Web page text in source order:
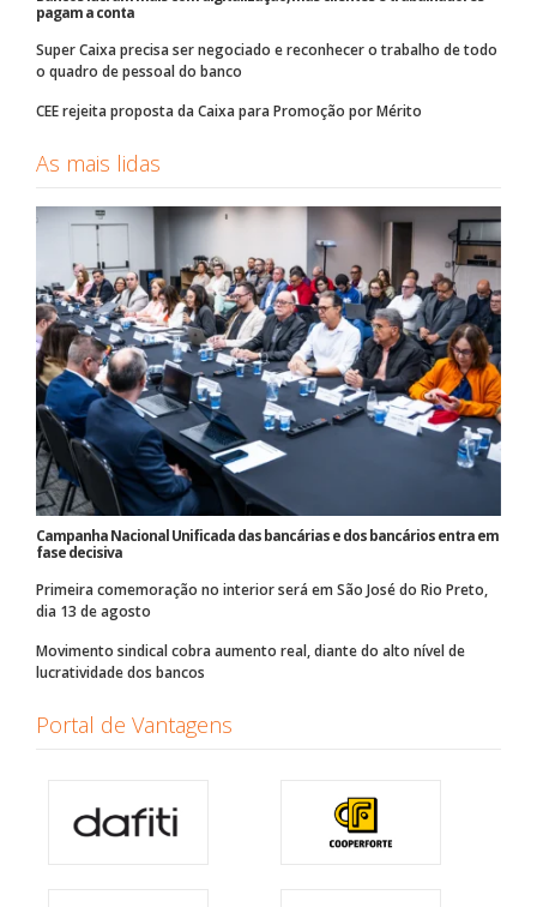
pagam a conta
Super Caixa precisa ser negociado e reconhecer o trabalho de todo
o quadro de pessoal do banco
CEE rejeita proposta da Caixa para Promoção por Mérito
As mais lidas
Campanha Nacional Unificada das bancárias e dos bancários entra em
fase decisiva
Primeira comemoração no interior será em São José do Rio Preto,
dia 13 de agosto
Movimento sindical cobra aumento real, diante do alto nível de
lucratividade dos bancos
Portal de Vantagens